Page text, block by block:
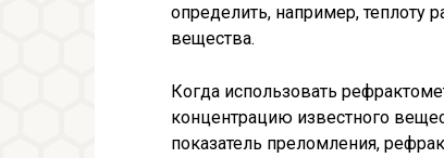
определить, например, теплоту
вещества.
Когда использовать
концентрацию известного
показатель преломления,